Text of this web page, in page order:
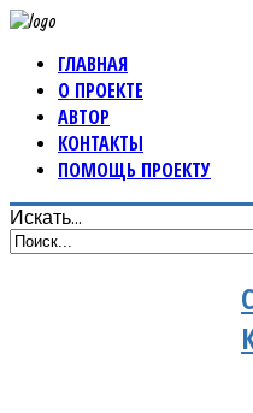
ГЛАВНАЯ
О ПРОЕКТЕ
АВТОР
КОНТАКТЫ
ПОМОЩЬ ПРОЕКТУ
Искать...